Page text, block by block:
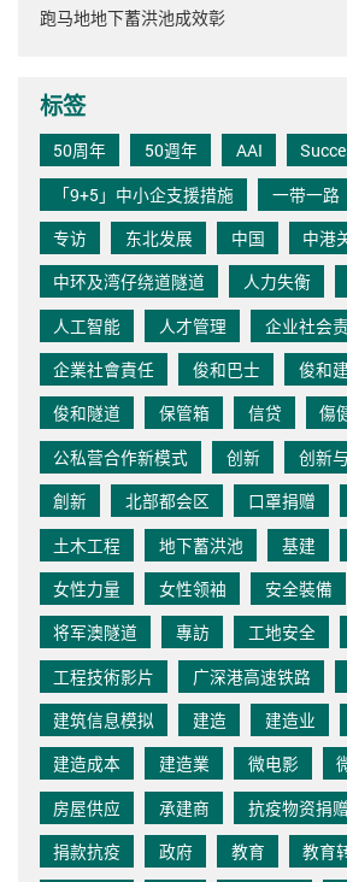
跑马地地下蓄洪池成效彰
标签
50周年 50週年 AAI
「9+5」中小企支援措施
一带一路
专访
东北发展 中国
中港
中环及湾仔绕道隧道
人力失衡
人工智能
人才管理 企业社会
企業社會責任
俊和巴士
俊和
俊和隧道
保管箱 信贷
傷
公私营合作新模式
创新 创新
創新
北部都会区 口罩捐赠
土木工程
地下蓄洪池 基建
女性力量
女性领袖 安全裝備
将军澳隧道
專訪 工地安全
工程技術影片
广深港高速铁路
建筑信息模拟
建造 建造业
建造成本
建造業 微电影
房屋供应
承建商 抗疫物资捐赠
捐款抗疫
政府 教育 教育